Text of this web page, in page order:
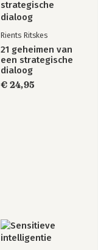
Rients Ritskes
21 geheimen van
een strategische
dialoog
€ 24,95